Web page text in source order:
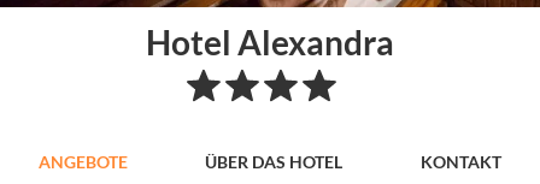
Hotel Alexandra
ANGEBOTE ÜBER DAS HOTEL KONTAKT